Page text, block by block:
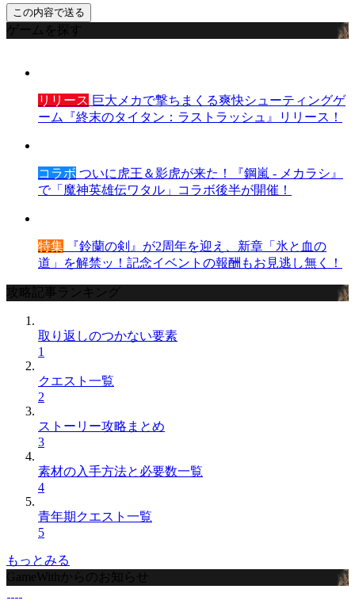
ゲームを探す
リリース 巨大メカで撃ちまくる爽快シューティングゲ
ーム『終末のタイタン：ラストラッシュ』リリース！
コラボ ついに虎王＆影虎が来た！『鋼嵐 - メカラシ』
で「魔神英雄伝ワタル」コラボ後半が開催！
特集 『鈴蘭の剣』が2周年を迎え、新章「氷と血の
道」を解禁ッ！記念イベントの報酬もお見逃し無く！
攻略記事ランキング
取り返しのつかない要素
1
クエスト一覧
2
ストーリー攻略まとめ
3
素材の入手方法と必要数一覧
4
青年期クエスト一覧
5
もっとみる
GameWithからのお知らせ